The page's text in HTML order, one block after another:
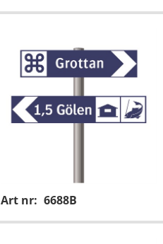
Art nr: 6688B